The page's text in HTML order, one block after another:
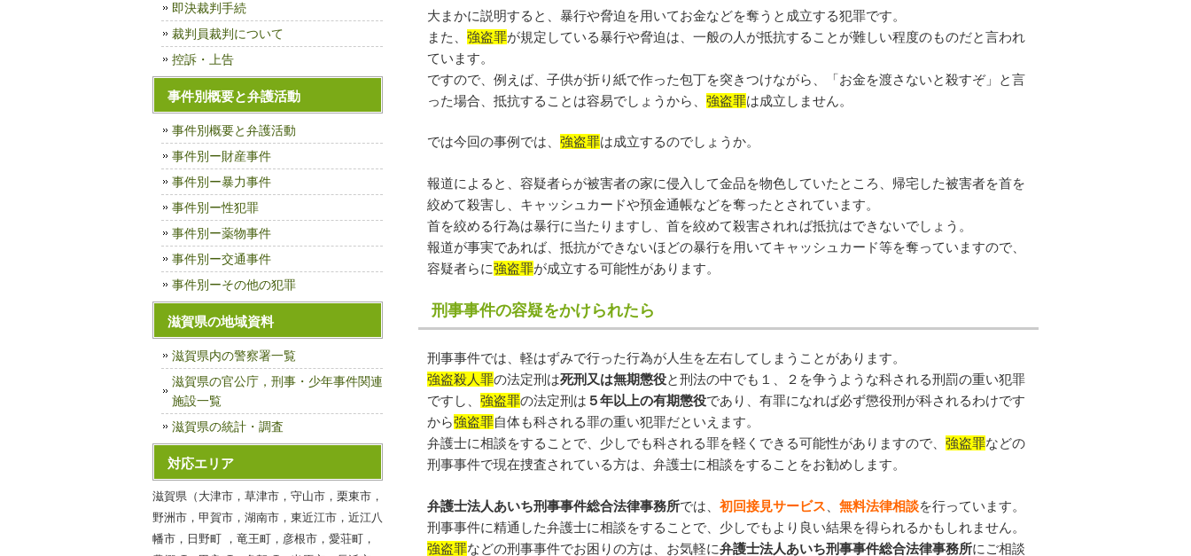
大まかに説明すると、暴行や脅迫を用いてお金などを奪うと成立する犯罪です。
また、 強盗罪が規定している暴行や脅迫は、一般の人が抵抗することが難しい程度のものだと言われ
ています。
ですので、例えば、子供が折り紙で作った包丁を突きつけながら、「お金を渡さないと殺すぞ」と言
った場合、抵抗することは容易でしょうから、 強盗罪は成立しません。
では今回の事例では、 強盗罪は成立するのでしょうか。
報道によると、容疑者らが被害者の家に侵入して金品を物色していたところ、帰宅した被害者を首を
絞めて殺害し、キャッシュカードや預金通帳などを奪ったとされています。
首を絞める行為は暴行に当たりますし、首を絞めて殺害されれば抵抗はできないでしょう。
報道が事実であれば、抵抗ができないほどの暴行を用いてキャッシュカード等を奪っていますので、
容疑者らに強盗罪が成立する可能性があります。
刑事事件の容疑をかけられたら
刑事事件では、軽はずみで行った行為が人生を左右してしまうことがあります。
強盗殺人罪の法定刑は死刑又は無期懲役と刑法の中でも１、２を争うような科される刑罰の重い犯罪
ですし、 強盗罪の法定刑は ５年以上の有期懲役であり、有罪になれば必ず懲役刑が科されるわけです
から強盗罪自体も科される罪の重い犯罪だといえます。
弁護士に相談をすることで、少しでも科される罪を軽くできる可能性がありますので、 強盗罪などの
刑事事件で現在捜査されている方は、弁護士に相談をすることをお勧めします。
弁護士法人あいち刑事事件総合法律事務所では、 初回接見サービス 無料法律相談を行っています。
刑事事件に精通した弁護士に相談をすることで、少しでもより良い結果を得られるかもしれません。
強盗罪などの刑事事件でお困りの方は、お気軽に弁護士法人あいち刑事事件総合法律事務所にご相談
即決裁判手続
裁判員裁判について
控訴・上告
事件別概要と弁護活動
事件別概要と弁護活動
事件別ー財産事件
事件別ー暴力事件
事件別ー性犯罪
事件別ー薬物事件
事件別ー交通事件
事件別ーその他の犯罪
滋賀県の地域資料
滋賀県内の警察署一覧
滋賀県の官公庁，刑事・少年事件関連
施設一覧
滋賀県の統計・調査
対応エリア
滋賀県（大津市，草津市，守山市，栗東市，
野洲市，甲賀市，湖南市，東近江市，近江八
幡市，日野町 ，竜王町，彦根市，愛荘町，